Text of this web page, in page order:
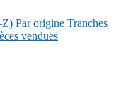
Par origine Tranches
vendues